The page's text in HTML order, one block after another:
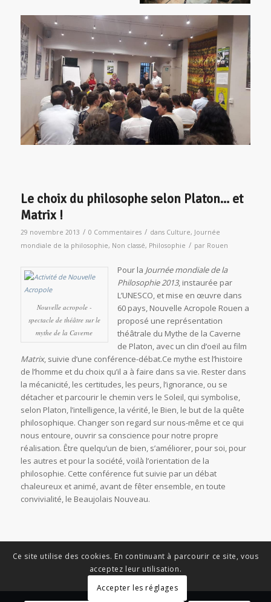
Le choix du philosophe selon Platon… et
Matrix !
29 novembre 2013 / 0 Commentaires / dans Culture, Journée
mondiale de la philosophie, Non classé, Philosophie / par Rouen
Nouvelle acropole -
spectacle de théâtre sur le
mythe de la Caverne
Pour la Journée mondiale de la
Philosophie 2013, instaurée par
L’UNESCO, et mise en œuvre dans
60 pays, Nouvelle Acropole Rouen a
proposé une représentation
théâtrale du Mythe de la Caverne
de Platon, avec un clin d’oeil au film
Matrix, suivie d’une conférence-débat.Ce mythe est l’histoire
de l’homme et du choix qu’il a à faire dans sa vie. Rester dans
la mécanicité, les certitudes, les peurs, l’ignorance, ou se
détacher et parcourir le chemin vers le Soleil, qui symbolise,
selon Platon, l’intelligence, la vérité, le Bien, le but de la quête
philosophique. Changer son regard sur nous-même et ce qui
nous entoure, ouvrir sa conscience pour notre propre
réalisation. Être quelqu’un de bien, s’améliorer, pour soi, pour
les autres et pour la société, voilà l’orientation de la
philosophie. Cette conférence fut suivie par un débat
chaleureux et animé, avant de fêter ensemble, en toute
convivialité, le Beaujolais Nouveau.
Ce site utilise des cookies. En continuant à parcourir ce site, vous
acceptez leur utilisation.
Accepter les réglages